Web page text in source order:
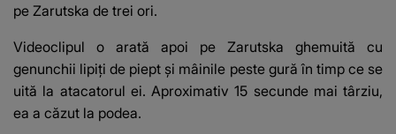
pe Zarutska de trei ori.
Videoclipul o arată apoi pe Zarutska ghemuită cu
genunchii lipiți de piept și mâinile peste gură în timp ce se
uită la atacatorul ei. Aproximativ 15 secunde mai târziu,
ea a căzut la podea.